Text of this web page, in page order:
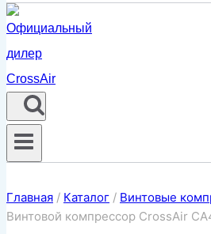
Главная / Каталог / Винтовые
Винтовой компрессор CrossAir